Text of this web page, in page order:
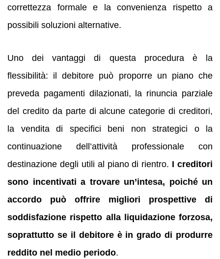
correttezza formale e la convenienza rispetto a
possibili soluzioni alternative.
Uno dei vantaggi di questa procedura è la
flessibilità: il debitore può proporre un piano che
preveda pagamenti dilazionati, la rinuncia parziale
del credito da parte di alcune categorie di creditori,
la vendita di specifici beni non strategici o la
continuazione dell’attività professionale con
destinazione degli utili al piano di rientro. I creditori
sono incentivati a trovare un’intesa, poiché un
accordo può offrire migliori prospettive di
soddisfazione rispetto alla liquidazione forzosa,
soprattutto se il debitore è in grado di produrre
reddito nel medio periodo.